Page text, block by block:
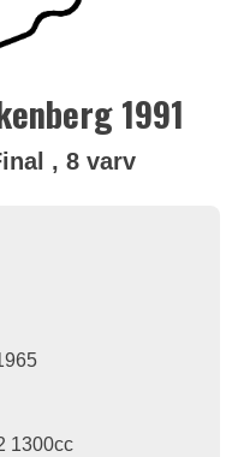
1991
, 8 varv
1300cc